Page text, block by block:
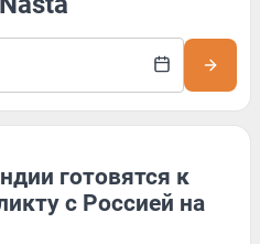
готовятся к
с Россией на